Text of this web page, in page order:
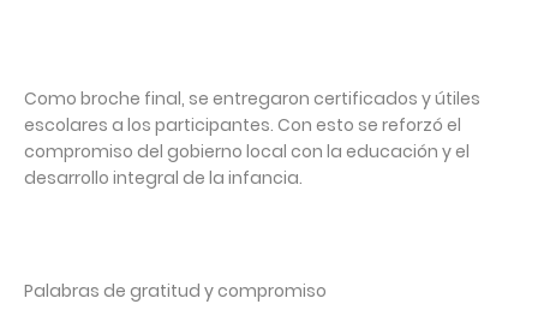
Como broche final, se entregaron certificados y útiles
escolares a los participantes. Con esto se reforzó el
compromiso del gobierno local con la educación y el
desarrollo integral de la infancia.⁣
Palabras de gratitud y compromiso⁣